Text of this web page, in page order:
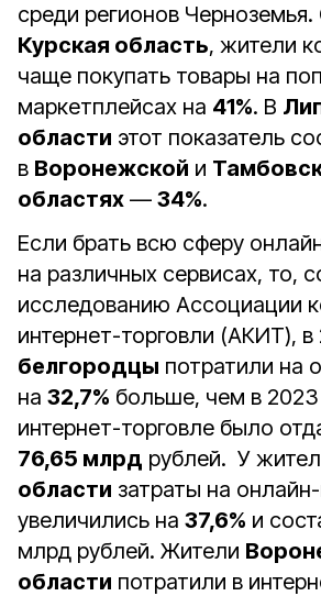
среди регионов
Курская область, жители
чаще покупать товары на
маркетплейсах на 41%. В
области этот показатель
в Воронежской и
областях — 34%.
Если брать всю сферу
на различных сервисах, то,
исследованию Ассоциации
интернет-торговли (АКИТ), в
белгородцы потратили на
на 32,7% больше, чем в
интернет-торговле было
76,65 млрд рублей. У
области затраты на
увеличились на 37,6% и
млрд рублей. Жители
области потратили в